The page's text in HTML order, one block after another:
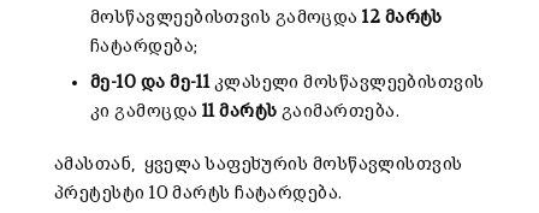
მოსწავლეებისთვის გამოცდა12 მარტს
ჩატარდება;
მე-10 და მე-11კლასელი მოსწავლეებისთვის
კი გამოცდა 11 მარტს გაიმართება.
ამასთან, ყველა საფეხურის მოსწავლისთვის
პრეტესტი 10 მარტს ჩატარდება.